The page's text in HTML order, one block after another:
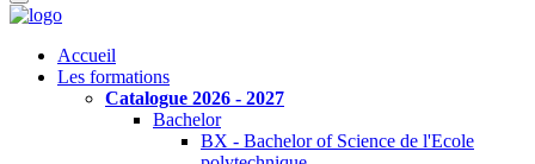
Accueil
Les formations
Catalogue 2026 - 2027
Bachelor
BX - Bachelor of Science de l'Ecole